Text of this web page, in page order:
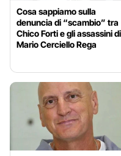
Cosa sappiamo sulla
denuncia di “scambio” tra
Chico Forti e gli assassini di
Mario Cerciello Rega